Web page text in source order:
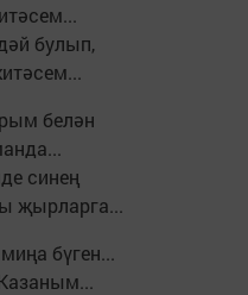
булып,
белән
синең
җырларга...
бүген...